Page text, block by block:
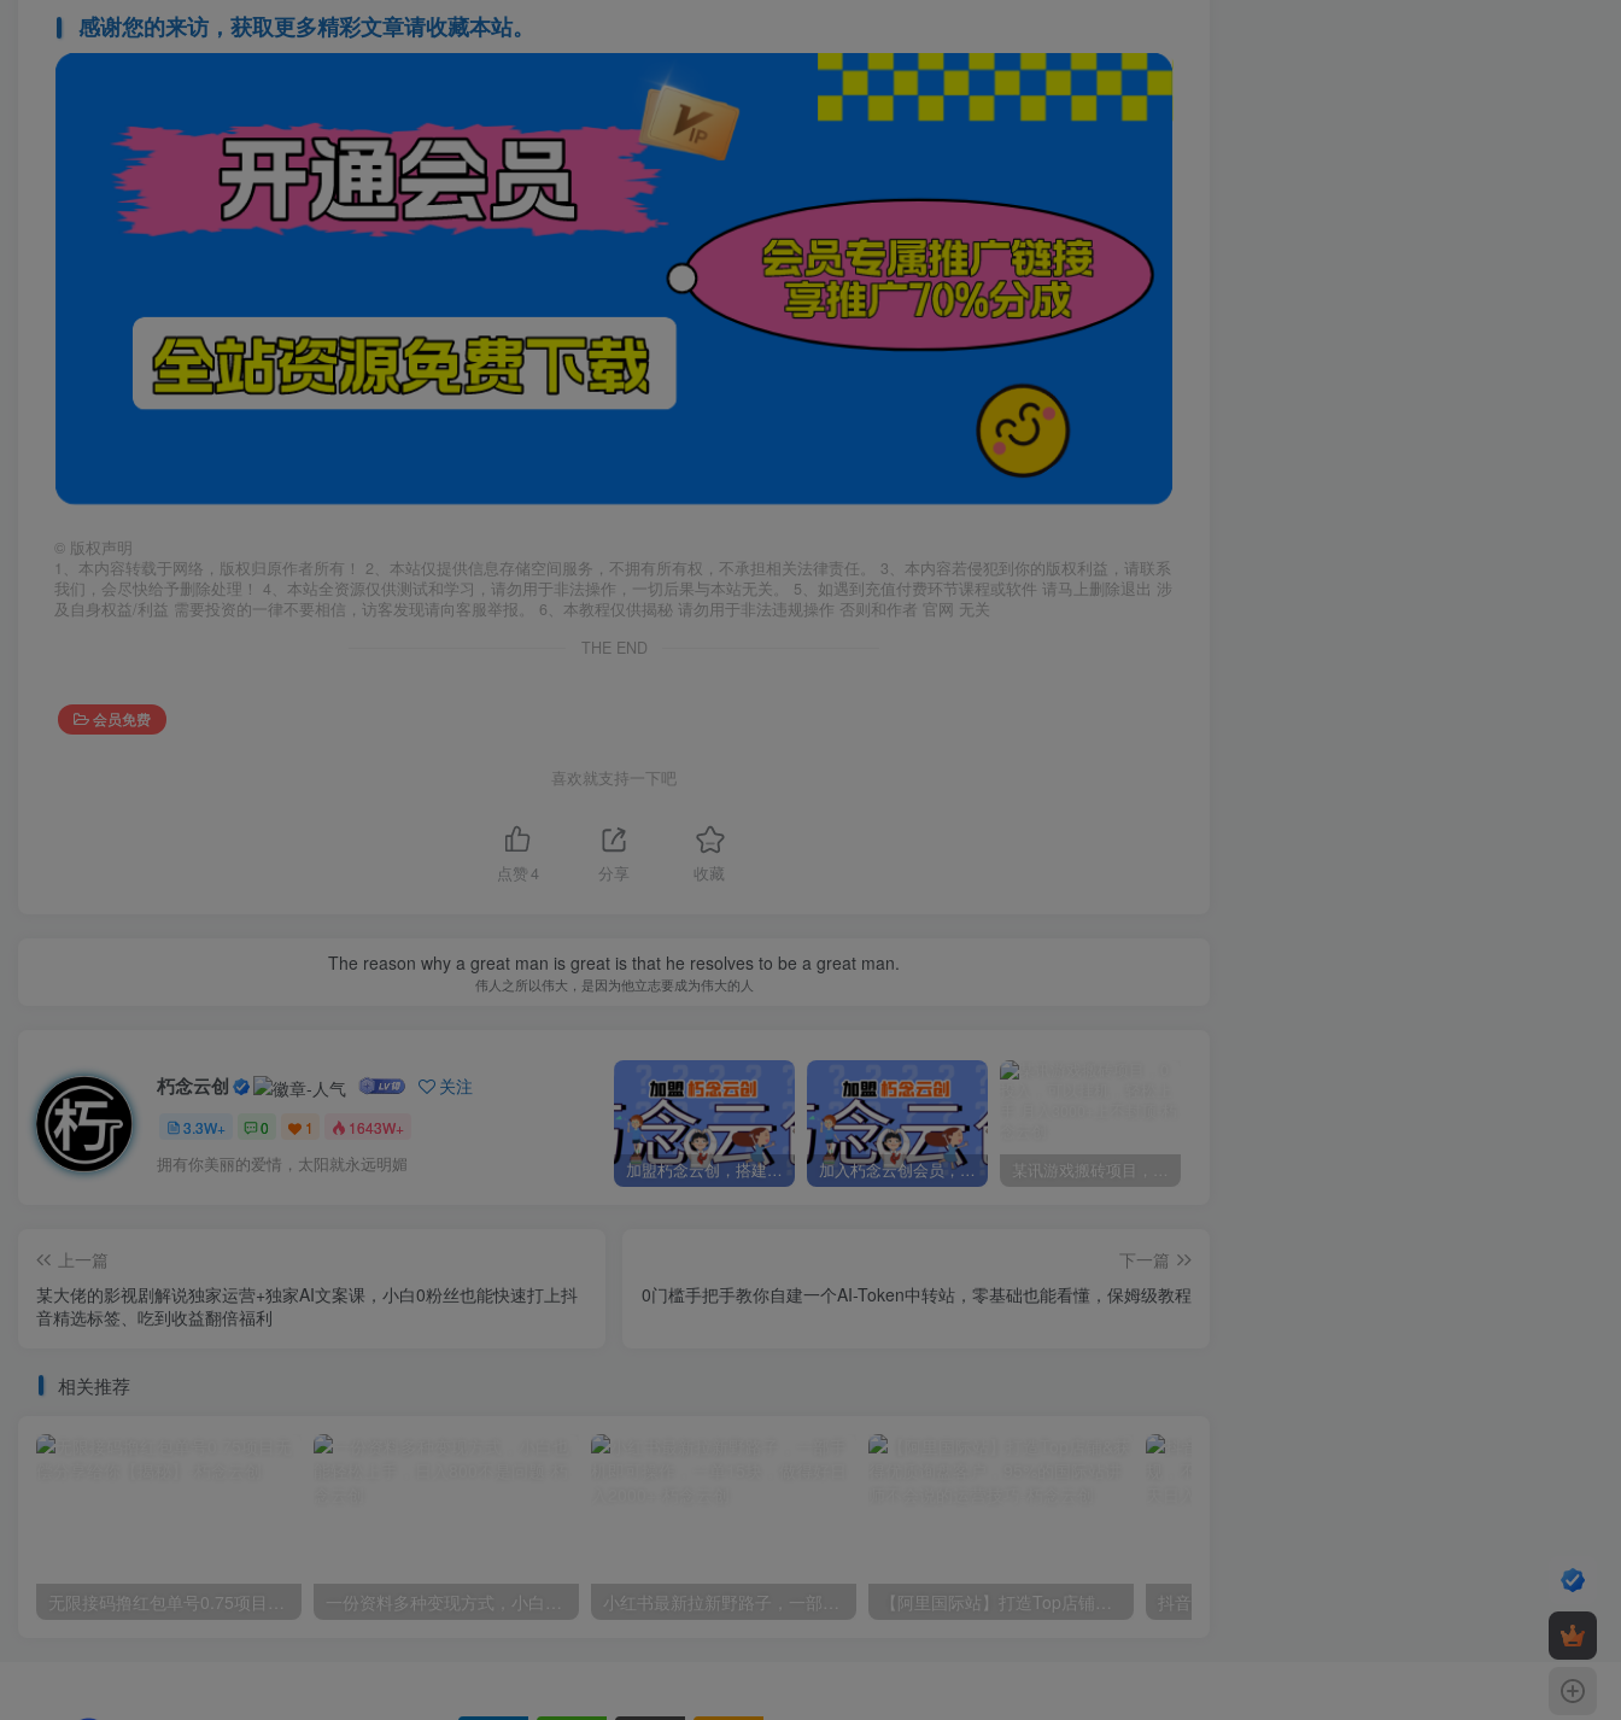
感谢您的来访，获取更多精彩文章请收藏本站。
© 版权声明
1、本内容转载于网络，版权归原作者所有！ 2、本站仅提供信息存储空间服务，不拥有所有权，不承担相关法律责任。 3、本内容若侵犯到你的版权利益，请联系
我们，会尽快给予删除处理！ 4、本站全资源仅供测试和学习，请勿用于非法操作，一切后果与本站无关。 5、如遇到充值付费环节课程或软件 请马上删除退出 涉
及自身权益/利益 需要投资的一律不要相信，访客发现请向客服举报。 6、本教程仅供揭秘 请勿用于非法违规操作 否则和作者 官网 无关
THE END
会员免费
喜欢就支持一下吧
点赞 4 分享 收藏
The reason why a great man is great is that he resolves to be a great man.
伟人之所以伟大，是因为他立志要成为伟大的人
朽念云创 关注
3.3W+ 0 1 1643W+
拥有你美丽的爱情，太阳就永远明媚 加盟朽念云创，搭建同款项目资源站，实现日入2000+ 加入朽念云创会员，全站资源免费学习。 某讯游戏搬砖项目，0投入，可以挂机，轻松上手,月入3000+上不封顶
上一篇
某大佬的影视剧解说独家运营+独家AI文案课，小白0粉丝也能快速打上抖
音精选标签、吃到收益翻倍福利
下一篇
0门槛手把手教你自建一个AI-Token中转站，零基础也能看懂，保姆级教程
相关推荐
无限接码撸红包单号0.75项目无偿分享给你【揭秘】 一份资料多种变现方式，小白也能轻松上手，日入800不是问题 小红书最新拉新野路子，一部手机即可操作，一单15块，做得好日入2000+ 【阿里国际站】打造Top店铺&获得优质询盘客户，​95%的国际站讲师不会说的运营技巧